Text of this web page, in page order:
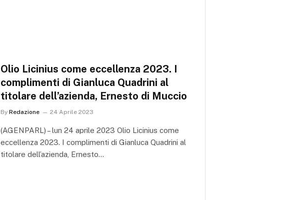
Olio Licinius come eccellenza 2023. I
complimenti di Gianluca Quadrini al
titolare dell’azienda, Ernesto di Muccio
By Redazione 24 Aprile 2023
(AGENPARL) – lun 24 aprile 2023 Olio Licinius come
eccellenza 2023. I complimenti di Gianluca Quadrini al
titolare dell’azienda, Ernesto…